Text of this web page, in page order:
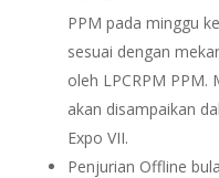
PPM pada minggu
sesuai dengan
oleh LPCRPM PPM.
akan disampaikan
Expo VII.
Penjurian Offline